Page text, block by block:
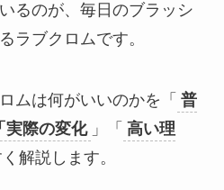
るのが、毎日のブラッシ
ラブクロムです。
ムは何がいいのかを「 普
実際の変化 」「 高い理
解説します。